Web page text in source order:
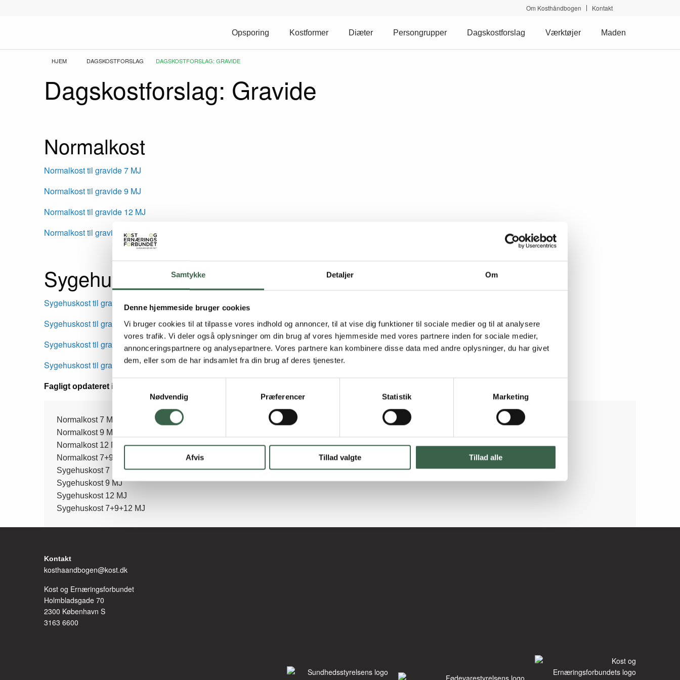
Samtykke Detaljer Om
Denne hjemmeside bruger cookies
Vi bruger cookies til at tilpasse vores indhold og annoncer, til at vise dig funktioner til sociale medier og til at analysere
vores trafik. Vi deler også oplysninger om din brug af vores hjemmeside med vores partnere inden for sociale medier,
annonceringspartnere og analysepartnere. Vores partnere kan kombinere disse data med andre oplysninger, du har givet
dem, eller som de har indsamlet fra din brug af deres tjenester.
Samtykkevalg
Nødvendig
Præferencer Statistik Marketing
Afvis Tillad valgte Tillad alle
Om Kosthåndbogen Kontakt
Opsporing Kostformer Diæter Persongrupper Dagskostforslag Værktøjer Maden
Brødkrumme
HJEM DAGSKOSTFORSLAG CURRENT:
DAGSKOSTFORSLAG: GRAVIDE
Dagskostforslag: Gravide
Normalkost
Normalkost til gravide 7 MJ
Normalkost til gravide 9 MJ
Normalkost til gravide 12 MJ
Normalkost til gravide 7+9+12 MJ
Sygehuskost
Sygehuskost til gravide 7 MJ
Sygehuskost til gravide 9 MJ
Sygehuskost til gravide 12 MJ
Sygehuskost til gravide 7+9+12 MJ
Fagligt opdateret i 2016
Side
menu
Normalkost 7 MJ
Normalkost 9 MJ
Normalkost 12 MJ
Normalkost 7+9+12 MJ
Sygehuskost 7 MJ
Sygehuskost 9 MJ
Sygehuskost 12 MJ
Sygehuskost 7+9+12 MJ
Kontakt
kosthaandbogen@kost.dk
Kost og Ernæringsforbundet
Holmbladsgade 70
2300 København S
3163 6600